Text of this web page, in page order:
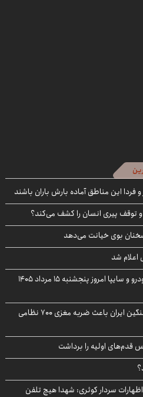
فردا این مناطق آماده بارش باران باشند
بوی خیانت می‌دهد
شد
تغییر تند قیمت محصولات ایران‌خودرو و سایپا امروز پنجشنبه ۱۵ مرداد ۱۴۰۵
آسوشیتدپرس افشا کرد: حملات سنگین ایران باعث ضربه مغزی ۷۰۰ نظامی
قدم‌های اولیه را برداشت
سردار کوثری: شهدا هیچ تلفن